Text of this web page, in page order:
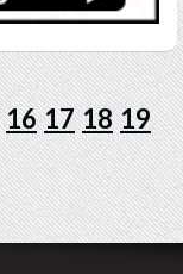
16 17 18 19